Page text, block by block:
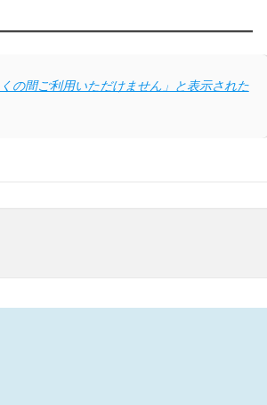
の間ご利用いただけません」と表示された